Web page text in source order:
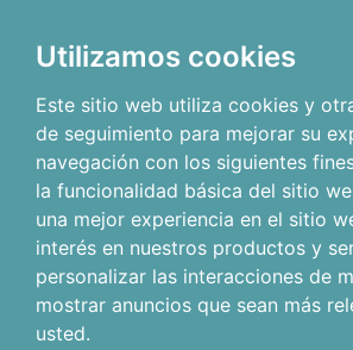
Utilizamos cookies
Este sitio web utiliza cookies y
de seguimiento para mejorar su
navegación con los siguientes
la funcionalidad básica del sitio
una mejor experiencia en el sitio
interés en nuestros productos y
personalizar las interacciones de
mostrar anuncios que sean más
usted.